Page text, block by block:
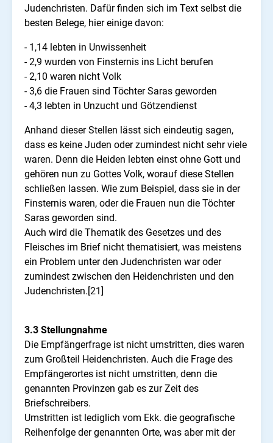
Judenchristen. Dafür finden sich im Text selbst die
besten Belege, hier einige davon:
- 1,14 lebten in Unwissenheit
- 2,9 wurden von Finsternis ins Licht berufen
- 2,10 waren nicht Volk
- 3,6 die Frauen sind Töchter Saras geworden
- 4,3 lebten in Unzucht und Götzendienst
Anhand dieser Stellen lässt sich eindeutig sagen,
dass es keine Juden oder zumindest nicht sehr viele
waren. Denn die Heiden lebten einst ohne Gott und
gehören nun zu Gottes Volk, worauf diese Stellen
schließen lassen. Wie zum Beispiel, dass sie in der
Finsternis waren, oder die Frauen nun die Töchter
Saras geworden sind.
Auch wird die Thematik des Gesetzes und des
Fleisches im Brief nicht thematisiert, was meistens
ein Problem unter den Judenchristen war oder
zumindest zwischen den Heidenchristen und den
Judenchristen.[21]
3.3 Stellungnahme
Die Empfängerfrage ist nicht umstritten, dies waren
zum Großteil Heidenchristen. Auch die Frage des
Empfängerortes ist nicht umstritten, denn die
genannten Provinzen gab es zur Zeit des
Briefschreibers.
Umstritten ist lediglich vom Ekk. die geografische
Reihenfolge der genannten Orte, was aber mit der